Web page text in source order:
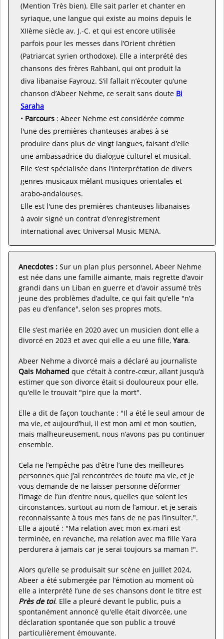
(Mention Très bien). Elle sait parler et chanter en
syriaque, une langue qui existe au moins depuis le
XIIème siècle av. J.-C. et qui est encore utilisée
parfois pour les messes dans l’Orient chrétien
(Patriarcat syrien orthodoxe). Elle a interprété des
chansons des frères Rahbani, qui ont produit la
diva libanaise Fayrouz. S’il fallait n’écouter qu’une
chanson d’Abeer Nehme, ce serait sans doute Bi
Saraha
• Parcours : Abeer Nehme est considérée comme
l'une des premières chanteuses arabes à se
produire dans plus de vingt langues, faisant d'elle
une ambassadrice du dialogue culturel et musical.
Elle s’est spécialisée dans l'interprétation de divers
genres musicaux mêlant musiques orientales et
arabo-andalouses.
Elle est l'une des premières chanteuses libanaises
à avoir signé un contrat d'enregistrement
international avec Universal Music MENA.
Anecdotes : Sur un plan plus personnel, Abeer Nehme
est née dans une famille aimante, mais regrette d’avoir
grandi dans un Liban en guerre et d'avoir assumé très
jeune des problèmes d’adulte, ce qui fait qu’elle "n’a
pas eu d’enfance", selon ses propres mots.
Elle s’est mariée en 2020 avec un musicien dont elle a
divorcé en 2023 et avec qui elle a eu une fille, Yara.
Abeer Nehme a divorcé mais a déclaré au journaliste
Qais Mohamed que c’était à contre-cœur, allant jusqu’à
estimer que son divorce était si douloureux pour elle,
qu'elle le trouvait "pire que la mort".
Elle a dit de façon touchante : "Il a été le seul amour de
ma vie, et aujourd’hui, il est mon ami et mon soutien,
mais malheureusement, nous n’avons pas pu continuer
ensemble.
Cela ne l’empêche pas d’être l’une des meilleures
personnes que j’ai rencontrées de toute ma vie, et je
vous demande de ne laisser personne déformer
l’image de l’un d’entre nous, quelles que soient les
circonstances, surtout au nom de l’amour, et je serais
reconnaissante à tous mes fans de ne pas l’insulter.".
Elle a ajouté : "Ma relation avec mon ex-mari est
terminée, en revanche, ma relation avec ma fille Yara
perdurera à jamais car je serai toujours sa maman !".
Alors qu’elle se produisait sur scène en juillet 2024,
Abeer a été submergée par l’émotion au moment où
elle a interprété l’une de ses chansons dont le titre est
Près de toi. Elle a pleuré devant le public, puis a
spontanément annoncé qu'elle était divorcée, une
déclaration spontanée que son public a trouvé
particulièrement émouvante.